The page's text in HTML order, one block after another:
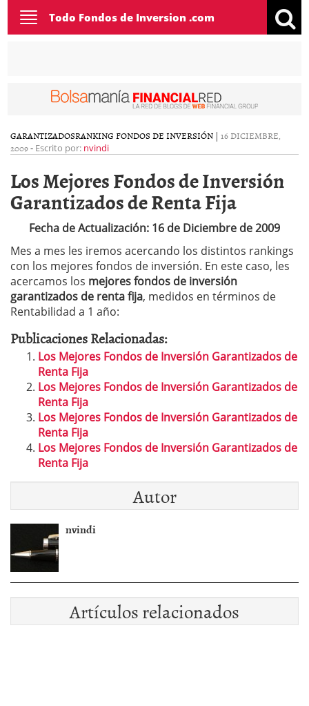
Toggle
navigation
Todo Fondos de Inversion .com
GARANTIZADOSRANKING FONDOS DE INVERSIÓN | 16 DICIEMBRE,
2009- Escrito por: nvindi
Los Mejores Fondos de Inversión
Garantizados de Renta Fija
Fecha de Actualización: 16 de Diciembre de 2009
Mes a mes les iremos acercando los distintos rankings
con los mejores fondos de inversión. En este caso, les
acercamos los mejores fondos de inversión
garantizados de renta fija, medidos en términos de
Rentabilidad a 1 año:
Publicaciones Relacionadas:
Los Mejores Fondos de Inversión Garantizados de
Renta Fija
Los Mejores Fondos de Inversión Garantizados de
Renta Fija
Los Mejores Fondos de Inversión Garantizados de
Renta Fija
Los Mejores Fondos de Inversión Garantizados de
Renta Fija
Autor
nvindi
Artículos relacionados